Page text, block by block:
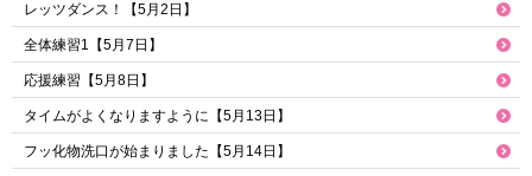
レッツダンス！【5月2日】
全体練習1【5月7日】
応援練習【5月8日】
タイムがよくなりますように【5月13日】
フッ化物洗口が始まりました【5月14日】